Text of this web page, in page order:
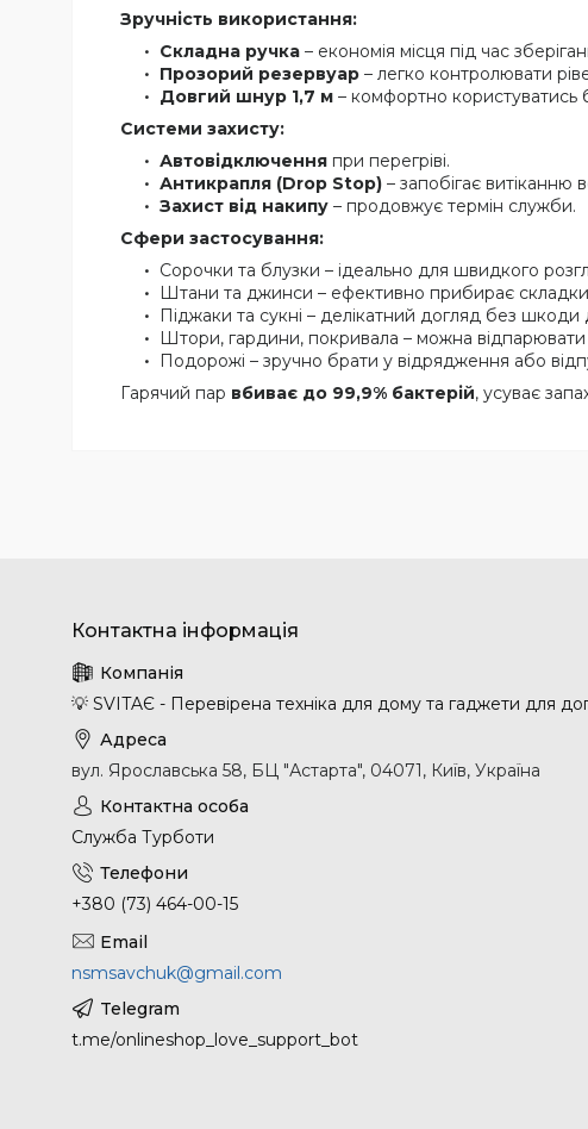
Зручність використання:
Складна ручка – економія місця під час
Прозорий резервуар – легко контролювати
Довгий шнур 1,7 м – комфортно користуватись
Системи захисту:
Автовідключення при перегріві.
Антикрапля (Drop Stop) – запобігає витіканню
Захист від накипу – продовжує термін служби.
Сфери застосування:
Сорочки та блузки – ідеально для швидкого
Штани та джинси – ефективно прибирає
Піджаки та сукні – делікатний догляд без шкоди
Штори, гардини, покривала – можна відпарювати
Подорожі – зручно брати у відрядження або
Гарячий пар вбиває до 99,9% бактерій, усуває
💡 SVITAЄ - Перевірена техніка для дому та гаджети для
вул. Ярославська 58, БЦ "Астарта", 04071, Київ, Україна
Служба Турботи
+380 (73) 464-00-15
nsmsavchuk@gmail.com
t.me/onlineshop_love_support_bot